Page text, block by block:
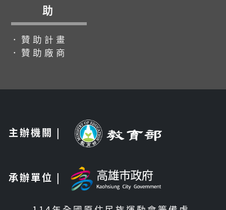
助
．贊助計畫
．贊助廠商
主辦機關 |
承辦單位 |